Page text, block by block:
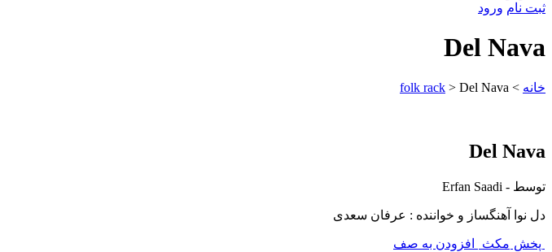
ثبت نام ورود
Del Nava
خانه >
folk rack > Del Nava
Del Nava
توسط - Erfan Saadi
دل نوا آهنگساز و خواننده : عرفان سعدی
پخش مکث افزودن به صف